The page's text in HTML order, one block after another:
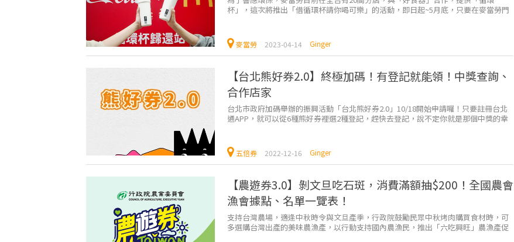
杯」，這次將推出「借循環杯請你喝可樂」的活動，即日起~5月底，只要在麥當勞門
麥當勞 2023-04-14 Ginger
【台北熊好券2.0】終極加碼！有登記就能領！中獎查詢、
合作店家
台北市政府加碼舉辦的振興活動「台北熊好券2.0」10/18開始申請囉！只要註冊台北
通APP，就可以從6種熊好券裡選2種登記，趕快去登記，說不定你就是那個中獎的幸
五倍券 2022-12-16 Ginger
【農遊券3.0】剝文旦吃石斑，消費滿額抽$200！全國農會
漁會據點、名單一覽表！
支持台灣農場，適逢中秋時令與文旦產季，行政院鼓勵民眾中秋烤肉購買食材時，可
多選購台灣出產的美味農漁產，以行動支持國內農漁民，推出「六吃興旺」農漁產促